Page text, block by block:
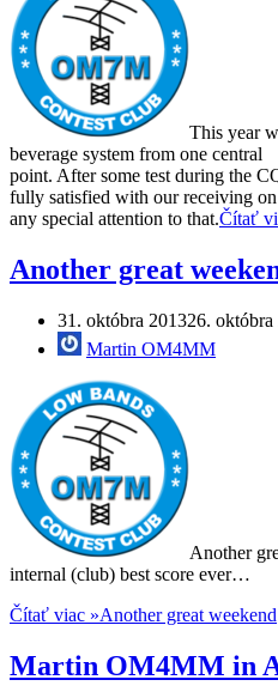
This year
beverage system from one central
point. After some test during the
fully satisfied with our receiving
any special attention to that.Čítať
Another great
31. októbra 201326. októbra
Martin OM4MM
Another
internal (club) best score ever…
Čítať viac »Another great weekend
Martin OM4MM in